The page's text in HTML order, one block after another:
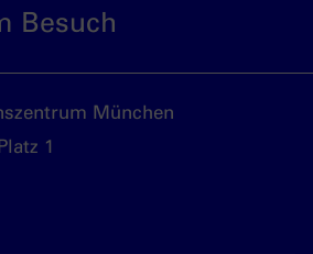
Besuch
München
1